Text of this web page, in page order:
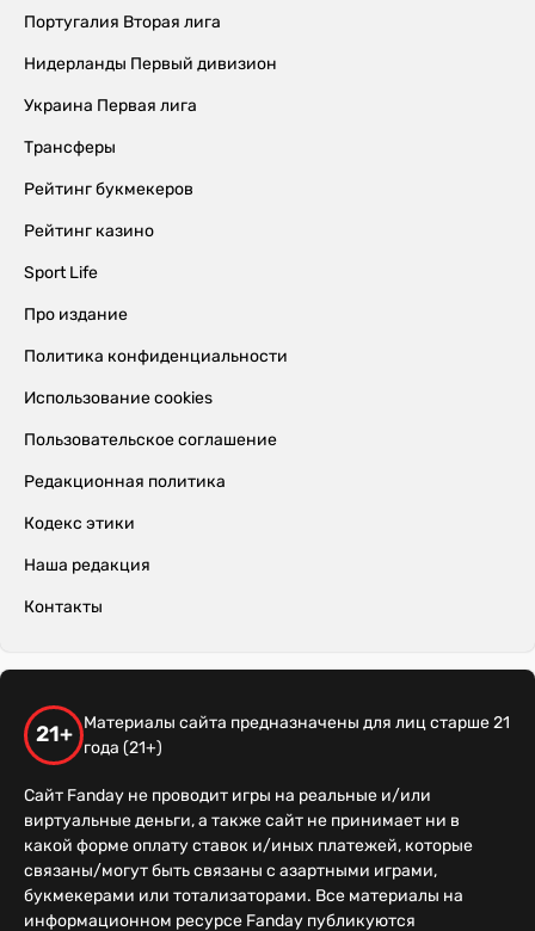
Португалия Вторая лига
Нидерланды Первый дивизион
Украина Первая лига
Трансферы
Рейтинг букмекеров
Рейтинг казино
Sport Life
Про издание
Политика конфиденциальности
Использование cookies
Пользовательское соглашение
Редакционная политика
Кодекс этики
Наша редакция
Контакты
21+
Материалы сайта предназначены для лиц старше 21
года (21+)
Сайт Fanday не проводит игры на реальные и/или
виртуальные деньги, а также сайт не принимает ни в
какой форме оплату ставок и/иных платежей, которые
связаны/могут быть связаны с азартными играми,
букмекерами или тотализаторами. Все материалы на
информационном ресурсе Fanday публикуются